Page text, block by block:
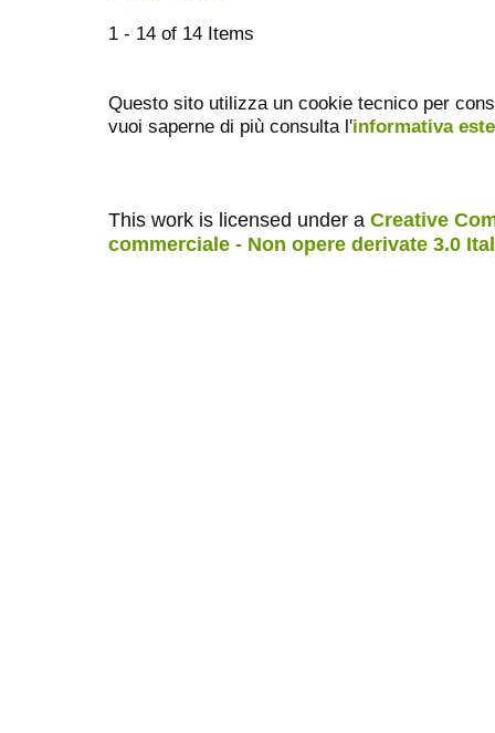
1 - 14 of 14 Items
Questo sito utilizza un cookie tecnico per
vuoi saperne di più consulta l'informativa
This work is licensed under a Creative
commerciale - Non opere derivate 3.0